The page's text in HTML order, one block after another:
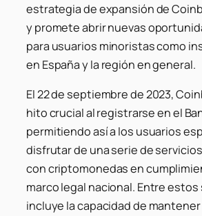
estrategia de expansión de
y promete abrir nuevas
para usuarios minoristas como
en España y la región en general.
El 22 de septiembre de 2023,
hito crucial al registrarse en el
permitiendo así a los usuarios
disfrutar de una serie de
con criptomonedas en
marco legal nacional. Entre estos
incluye la capacidad de